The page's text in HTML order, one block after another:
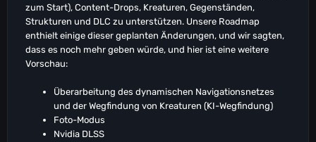
zum Start), Content-Drops, Kreaturen, Gegenständen,
Strukturen und DLC zu unterstützen. Unsere Roadmap
enthielt einige dieser geplanten Änderungen, und wir sagten,
dass es noch mehr geben würde, und hier ist eine weitere
Vorschau:
Überarbeitung des dynamischen Navigationsnetzes
und der Wegfindung von Kreaturen (KI-Wegfindung)
Foto-Modus
Nvidia DLSS